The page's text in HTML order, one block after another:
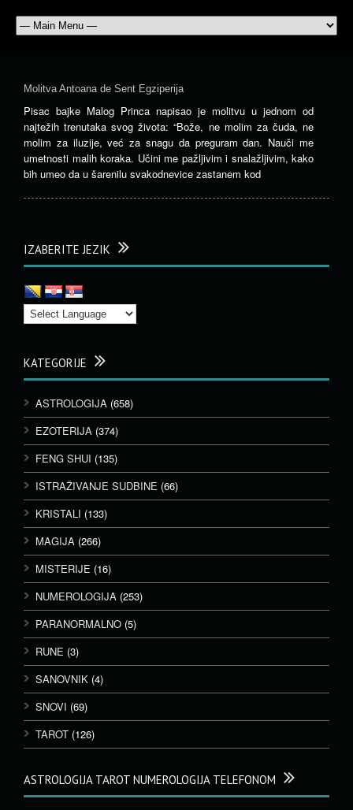
Molitva Antoana de Sent Egziperija
Pisac bajke Malog Princa napisao je molitvu u jednom od
najtežih trenutaka svog života: “Bože, ne molim za čuda, ne
molim za iluzije, već za snagu da preguram dan. Nauči me
umetnosti malih koraka. Učini me pažljivim i snalažljivim, kako
bih umeo da u šarenilu svakodnevice zastanem kod
IZABERITE JEZIK
KATEGORIJE
ASTROLOGIJA (658)
EZOTERIJA (374)
FENG SHUI (135)
ISTRAŽIVANJE SUDBINE (66)
KRISTALI (133)
MAGIJA (266)
MISTERIJE (16)
NUMEROLOGIJA (253)
PARANORMALNO (5)
RUNE (3)
SANOVNIK (4)
SNOVI (69)
TAROT (126)
ASTROLOGIJA TAROT NUMEROLOGIJA TELEFONOM